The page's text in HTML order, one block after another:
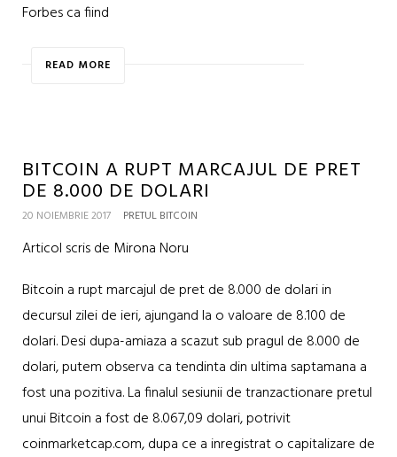
Forbes ca fiind
READ MORE
BITCOIN A RUPT MARCAJUL DE PRET
DE 8.000 DE DOLARI
20 NOIEMBRIE 2017 PRETUL BITCOIN
Articol scris de Mirona Noru
Bitcoin a rupt marcajul de pret de 8.000 de dolari in
decursul zilei de ieri, ajungand la o valoare de 8.100 de
dolari. Desi dupa-amiaza a scazut sub pragul de 8.000 de
dolari, putem observa ca tendinta din ultima saptamana a
fost una pozitiva. La finalul sesiunii de tranzactionare pretul
unui Bitcoin a fost de 8.067,09 dolari, potrivit
coinmarketcap.com, dupa ce a inregistrat o capitalizare de